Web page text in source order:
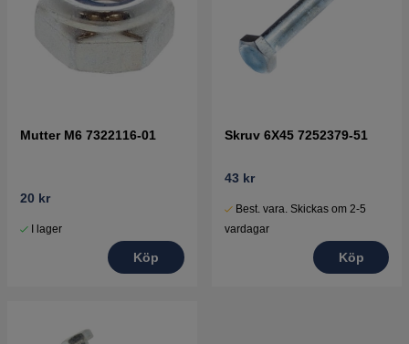
Mutter M6 7322116-01
20 kr
I lager
Köp
Skruv 6X45 7252379-51
43 kr
Best. vara. Skickas om 2-5
vardagar
Köp